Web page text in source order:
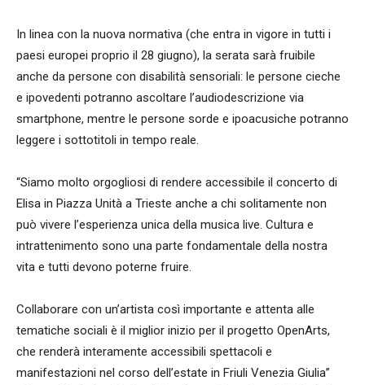
In linea con la nuova normativa (che entra in vigore in tutti i
paesi europei proprio il 28 giugno), la serata sarà fruibile
anche da persone con disabilità sensoriali: le persone cieche
e ipovedenti potranno ascoltare l’audiodescrizione via
smartphone, mentre le persone sorde e ipoacusiche potranno
leggere i sottotitoli in tempo reale.
“Siamo molto orgogliosi di rendere accessibile il concerto di
Elisa in Piazza Unità a Trieste anche a chi solitamente non
può vivere l’esperienza unica della musica live. Cultura e
intrattenimento sono una parte fondamentale della nostra
vita e tutti devono poterne fruire.
Collaborare con un’artista così importante e attenta alle
tematiche sociali è il miglior inizio per il progetto OpenArts,
che renderà interamente accessibili spettacoli e
manifestazioni nel corso dell’estate in Friuli Venezia Giulia”